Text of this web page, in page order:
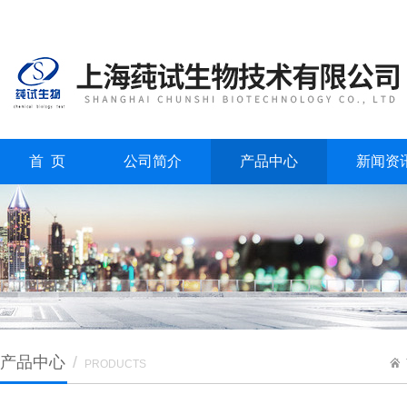
首 页 公司简介 产品中心 新闻资
产品中心 / PRODUCTS